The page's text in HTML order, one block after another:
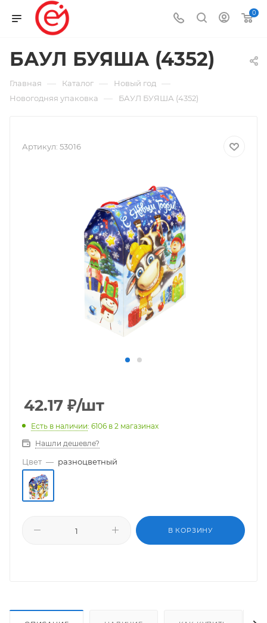
0
БАУЛ БУЯША (4352)
Главная — Каталог — Новый год —
Новогодняя упаковка — БАУЛ БУЯША (4352)
Артикул: 53016
42.17 ₽/шт
Есть в наличии: 6106 в 2 магазинах
Нашли дешевле?
Цвет — разноцветный
В КОРЗИНУ